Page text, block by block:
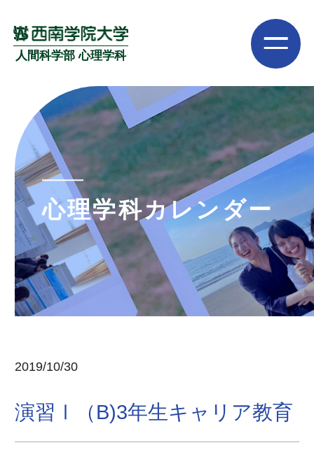
人間科学部 心理学科
心理学科カレンダー
2019/10/30
演習Ⅰ（B)3年生キャリア教育